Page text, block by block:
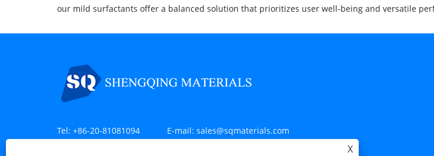
our mild surfactants offer a balanced solution that prioritizes user well-being and versatile
Tel: +86-20-81081094 E-mail: sales@sqmaterials.com
Sala 707, Edifício C2, Liando U-Valley, No. 29 Bishan Street, Distrito
X